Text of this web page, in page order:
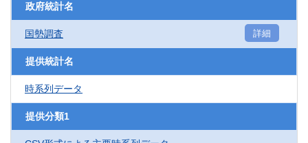
政府統計名
国勢調査 詳細
提供統計名
時系列データ
提供分類1